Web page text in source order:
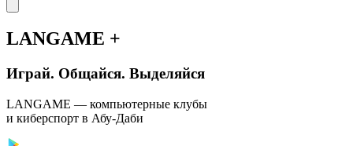
LANGAME +
Играй. Общайся. Выделяйся
LANGAME — компьютерные клубы
и киберспорт в Абу-Даби